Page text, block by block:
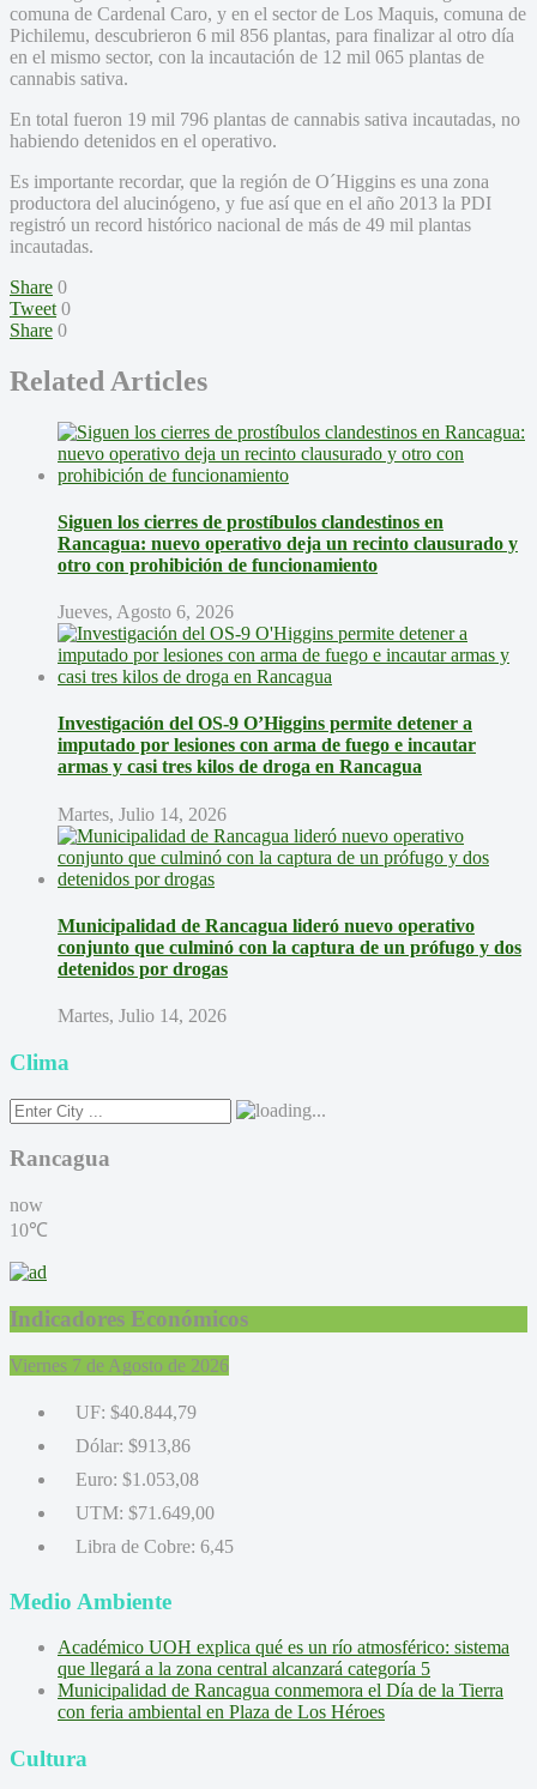
comuna de Cardenal Caro, y en el sector de Los Maquis, comuna de
Pichilemu, descubrieron 6 mil 856 plantas, para finalizar al otro día
en el mismo sector, con la incautación de 12 mil 065 plantas de
cannabis sativa.
En total fueron 19 mil 796 plantas de cannabis sativa incautadas, no
habiendo detenidos en el operativo.
Es importante recordar, que la región de O´Higgins es una zona
productora del alucinógeno, y fue así que en el año 2013 la PDI
registró un record histórico nacional de más de 49 mil plantas
incautadas.
Share 0
Tweet 0
Share 0
Related Articles
Siguen los cierres de prostíbulos clandestinos en
Rancagua: nuevo operativo deja un recinto clausurado y
otro con prohibición de funcionamiento
Jueves, Agosto 6, 2026
Investigación del OS-9 O’Higgins permite detener a
imputado por lesiones con arma de fuego e incautar
armas y casi tres kilos de droga en Rancagua
Martes, Julio 14, 2026
Municipalidad de Rancagua lideró nuevo operativo
conjunto que culminó con la captura de un prófugo y dos
detenidos por drogas
Martes, Julio 14, 2026
Clima
Rancagua
now
10℃
Indicadores Económicos
Viernes 7 de Agosto de 2026
UF: $40.844,79
Dólar: $913,86
Euro: $1.053,08
UTM: $71.649,00
Libra de Cobre: 6,45
Medio Ambiente
Académico UOH explica qué es un río atmosférico: sistema
que llegará a la zona central alcanzará categoría 5
Municipalidad de Rancagua conmemora el Día de la Tierra
con feria ambiental en Plaza de Los Héroes
Cultura